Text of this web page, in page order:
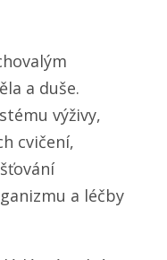
a duše.
výživy,
cvičení,
a léčby